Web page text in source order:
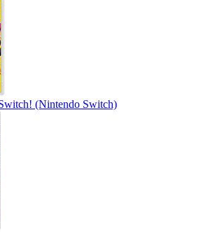
(Nintendo Switch)